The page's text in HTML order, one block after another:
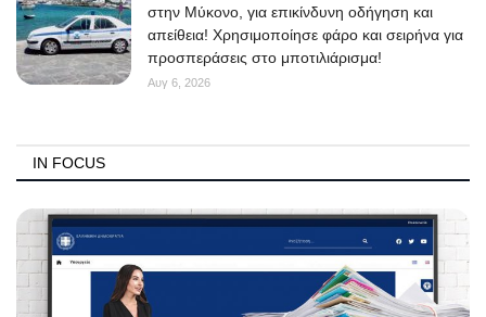
στην Μύκονο, για επικίνδυνη οδήγηση και
απείθεια! Χρησιμοποίησε φάρο και σειρήνα για
προσπεράσεις στο μποτιλιάρισμα!
Αυγ 6, 2026
IN FOCUS